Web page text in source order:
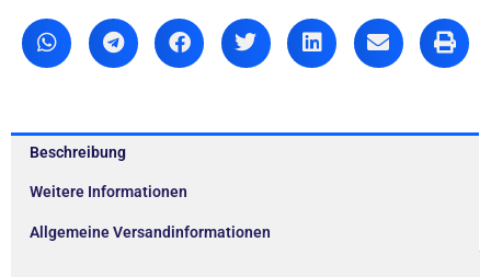
Beschreibung
Weitere Informationen
Allgemeine Versandinformationen